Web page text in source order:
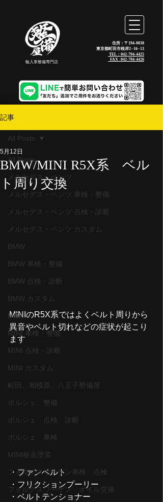
輸入車整備専門店
住所：〒194-0038
東京都町田市根岸2−16−13
TEL：042-794-4425
_FAX :042-794-4426
記事
All Posts
メルセデス・ベンツ
メルセデス・ベンツ 車検・整備
メルセデス・ベンツ 点検・診断
メルセデス・ベンツ カスタム
BMW
BMW 車検・整備
BMW 点検・診断
BMW カスタム
MINI
MINI 車検・整備
MINI 点検・診断
MINI カスタム
町田、相模原、八王子整備屋
ポルシェ 整備
ポルシェ 点検 診断
ポルシェ 車検
MINI板金塗装
フォルクスワーゲン車検 点検
フォルクスワーゲン オイル交換
All Posts
BMW/MINI R5X系 ベル
ト周り交換
5月12日
MINIのR5X系ではよくベルト周りから
異音やベルト切れなどの症状が起こり
ます
・ファンベルト
・フリクションプーリー
・ベルトテンショナー